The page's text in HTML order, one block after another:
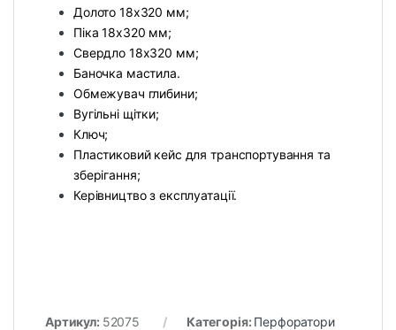
Долото 18х320 мм;
Піка 18х320 мм;
Свердло 18х320 мм;
Баночка мастила.
Обмежувач глибини;
Вугільні щітки;
Ключ;
Пластиковий кейс для транспортування та
зберігання;
Керівництво з експлуатації.
Артикул: 52075 Категорія: Перфоратори